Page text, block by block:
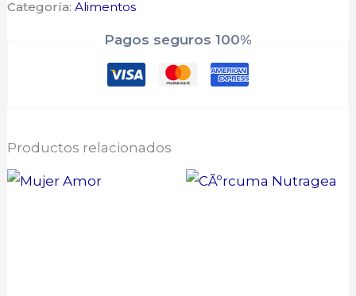
Categoría:Alimentos
Pagos seguros 100%
Productos relacionados